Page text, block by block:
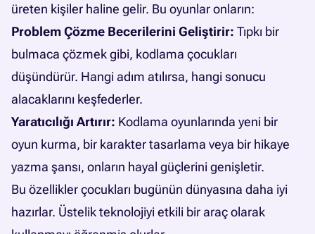
üreten kişiler haline gelir. Bu oyunlar onların:
Problem Çözme Becerilerini Geliştirir: Tıpkı bir
bulmaca çözmek gibi, kodlama çocukları
düşündürür. Hangi adım atılırsa, hangi sonucu
alacaklarını keşfederler.
Yaratıcılığı Artırır: Kodlama oyunlarında yeni bir
oyun kurma, bir karakter tasarlama veya bir hikaye
yazma şansı, onların hayal güçlerini genişletir.
Bu özellikler çocukları bugünün dünyasına daha iyi
hazırlar. Üstelik teknolojiyi etkili bir araç olarak